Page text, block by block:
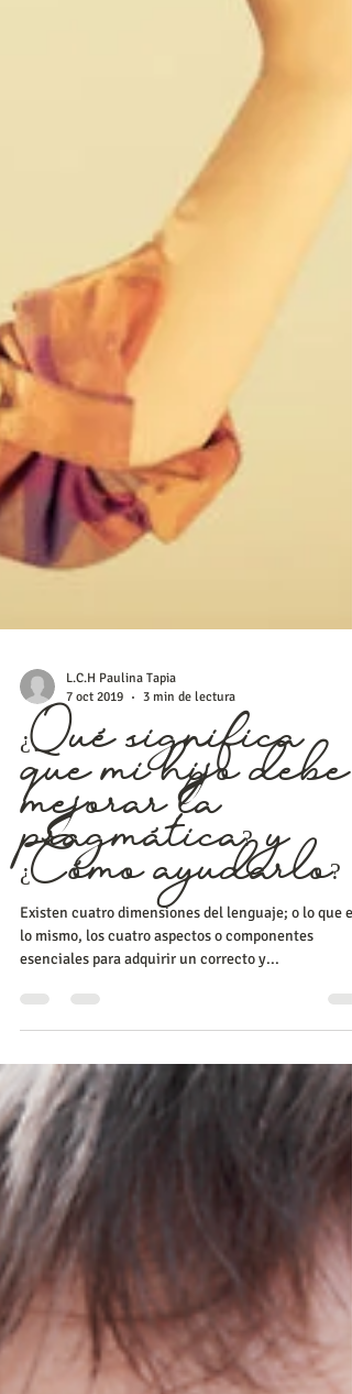
L.C.H Paulina Tapia
7 oct 2019
3 min de lectura
¿Qué significa
que mi hijo debe
mejorar la
pragmática? y
¿Cómo ayudarlo?
Existen cuatro dimensiones del lenguaje; o lo que es
lo mismo, los cuatro aspectos o componentes